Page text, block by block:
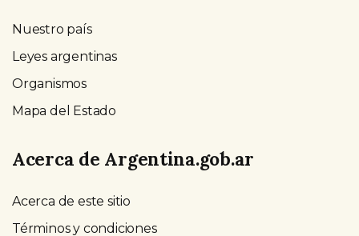
Nuestro país
Leyes argentinas
Organismos
Mapa del Estado
Acerca de Argentina.gob.ar
Acerca de este sitio
Términos y condiciones